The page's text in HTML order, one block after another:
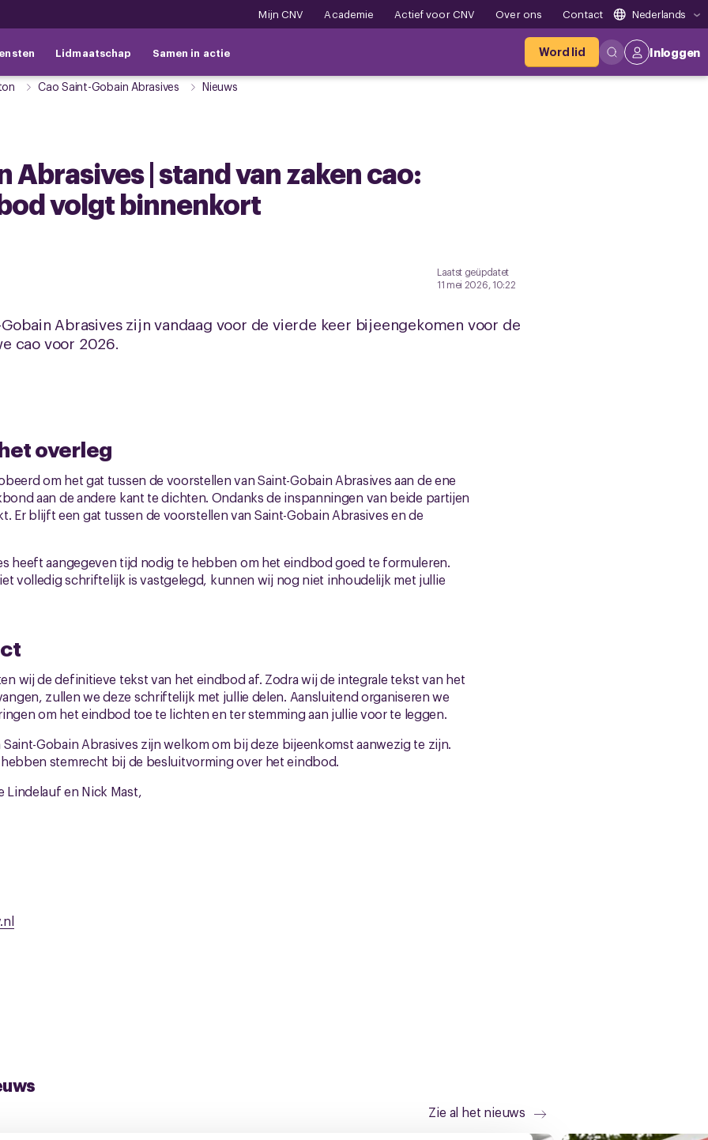
Mijn CNV Academie Actief voor CNV Over ons Contact Nederlands
Lidmaatschap Samen in actie Word lid Inloggen
Cao Saint-Gobain Abrasives Nieuws
Abrasives | stand van zaken cao:
volgt binnenkort
Laatst geüpdatet
11 mei 2026, 10:22
Abrasives zijn vandaag voor de vierde keer bijeengekomen voor de
cao voor 2026.
overleg
om het gat tussen de voorstellen van Saint-Gobain Abrasives aan de ene
aan de andere kant te dichten. Ondanks de inspanningen van beide partijen
Er blijft een gat tussen de voorstellen van Saint-Gobain Abrasives en de
heeft aangegeven tijd nodig te hebben om het eindbod goed te formuleren.
volledig schriftelijk is vastgelegd, kunnen wij nog niet inhoudelijk met jullie
wij de definitieve tekst van het eindbod af. Zodra wij de integrale tekst van het
zullen we deze schriftelijk met jullie delen. Aansluitend organiseren we
om het eindbod toe te lichten en ter stemming aan jullie voor te leggen.
Gobain Abrasives zijn welkom om bij deze bijeenkomst aanwezig te zijn.
hebben stemrecht bij de besluitvorming over het eindbod.
Lindelauf en Nick Mast,
Zie al het nieuws